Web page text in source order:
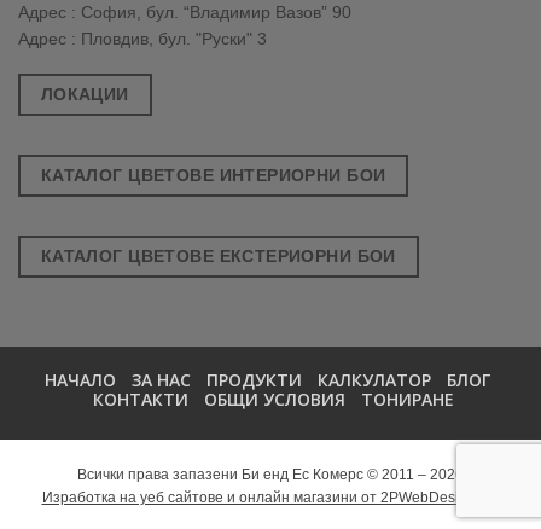
Адрес : София, бул. “Владимир Вазов” 90
Адрес : Пловдив, бул. "Руски" 3
ЛОКАЦИИ
КАТАЛОГ ЦВЕТОВЕ ИНТЕРИОРНИ БОИ
КАТАЛОГ ЦВЕТОВЕ ЕКСТЕРИОРНИ БОИ
НАЧАЛО ЗА НАС ПРОДУКТИ КАЛКУЛАТОР
БЛОГ
КОНТАКТИ
ОБЩИ УСЛОВИЯ ТОНИРАНЕ
Всички права запазени Би енд Ес Комерс © 2011 – 2026
Изработка на уеб сайтове и онлайн магазини от 2PWebDesign.net